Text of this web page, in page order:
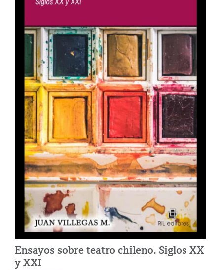
Ensayos sobre teatro chileno. Siglos XX
y XXI